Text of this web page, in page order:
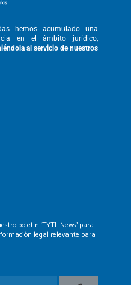
hemos acumulado una
en el ámbito jurídico,
al servicio de nuestros
boletín ‘TYTL News’ para
legal relevante para